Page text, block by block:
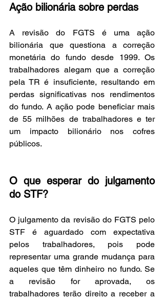
Ação bilionária sobre perdas
A revisão do FGTS é uma ação
bilionária que questiona a correção
monetária do fundo desde 1999. Os
trabalhadores alegam que a correção
pela TR é insuficiente, resultando em
perdas significativas nos rendimentos
do fundo. A ação pode beneficiar mais
de 55 milhões de trabalhadores e ter
um impacto bilionário nos cofres
públicos.
O que esperar do julgamento
do STF?
O julgamento da revisão do FGTS pelo
STF é aguardado com expectativa
pelos trabalhadores, pois pode
representar uma grande mudança para
aqueles que têm dinheiro no fundo. Se
a revisão for aprovada, os
trabalhadores terão direito a receber a